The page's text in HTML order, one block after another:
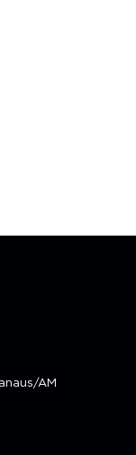
AM